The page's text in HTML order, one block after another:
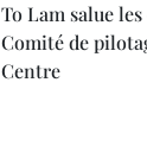
To Lam salue
Comité de
Centre